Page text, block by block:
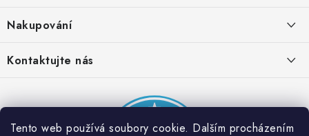
Tento web používá soubory cookie. Dalším procházením
aObchodní podmínky
Provizní systém
Partner stránek: Super plecháček
Nakupování
Časté otázky
Podmínky akce 2 + 1 zdarma
Kontaktujte nás